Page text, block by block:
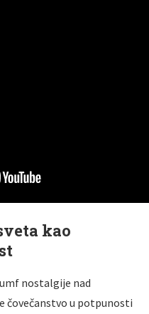
kao
nostalgije nad
čovečanstvo u potpunosti